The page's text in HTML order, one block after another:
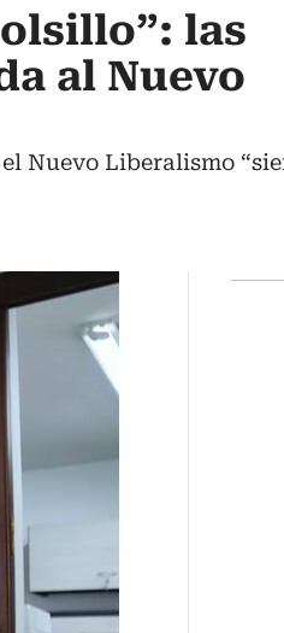
las
al Nuevo
Nuevo Liberalismo